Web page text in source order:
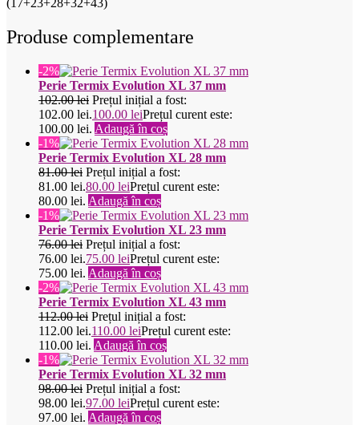
Produse complementare
-2%
Perie Termix Evolution XL 37 mm
102.00lei Prețul inițial a fost:
102.00 lei.100.00 leiPrețul curent este:
100.00 lei. Adaugă în coș
-1%
Perie Termix Evolution XL 28 mm
81.00lei Prețul inițial a fost:
81.00 lei.80.00 leiPrețul curent este:
80.00 lei. Adaugă în coș
-1%
Perie Termix Evolution XL 23 mm
76.00lei Prețul inițial a fost:
76.00 lei.75.00 leiPrețul curent este:
75.00 lei. Adaugă în coș
-2%
Perie Termix Evolution XL 43 mm
112.00lei Prețul inițial a fost:
112.00 lei.110.00 leiPrețul curent este:
110.00 lei. Adaugă în coș
-1%
Perie Termix Evolution XL 32 mm
98.00lei Prețul inițial a fost:
98.00 lei.97.00 leiPrețul curent este:
97.00 lei. Adaugă în coș